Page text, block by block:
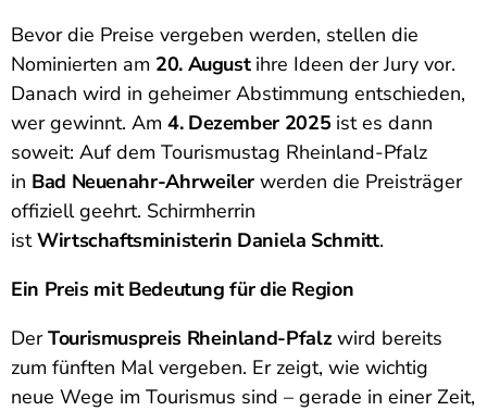
Bevor die Preise vergeben werden, stellen die
Nominierten am 20. Augustihre Ideen der Jury vor.
Danach wird in geheimer Abstimmung entschieden,
wer gewinnt. Am 4. Dezember 2025 ist es dann
soweit: Auf dem Tourismustag Rheinland-Pfalz
in Bad Neuenahr-Ahrweiler werden die Preisträger
offiziell geehrt. Schirmherrin
istWirtschaftsministerin Daniela Schmitt.
Ein Preis mit Bedeutung für die Region
DerTourismuspreis Rheinland-Pfalz wird bereits
zum fünften Mal vergeben. Er zeigt, wie wichtig
neue Wege im Tourismus sind – gerade in einer Zeit,